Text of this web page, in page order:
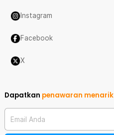
Instagram
Facebook
X
Dapatkan penawaran menarik
Email Anda